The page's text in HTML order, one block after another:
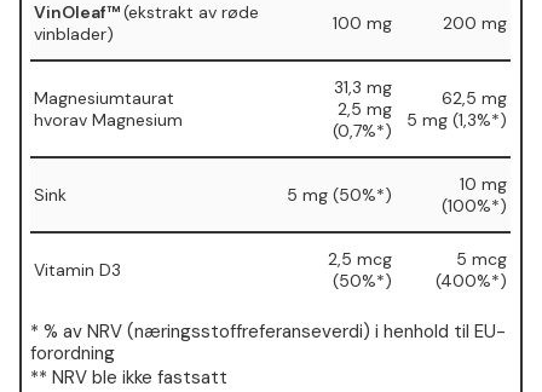
VinOleaf™(ekstrakt av røde
vinblader)
100 mg 200 mg
Magnesiumtaurat
hvorav Magnesium
31,3 mg
2,5 mg
(0,7%*)
62,5 mg
5 mg (1,3%*)
Sink 5 mg (50%*)
10 mg
(100%*)
Vitamin D3
2,5 mcg
(50%*)
5 mcg
(400%*)
* % av NRV (næringsstoffreferanseverdi) i henhold til EU-
forordning
** NRV ble ikke fastsatt